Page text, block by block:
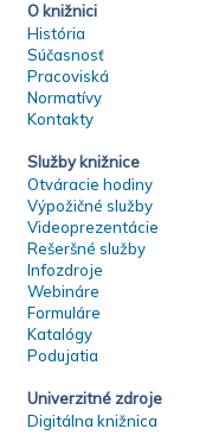
O knižnici
História
Súčasnosť
Pracoviská
Normatívy
Kontakty
Služby knižnice
Otváracie hodiny
Výpožičné služby
Videoprezentácie
Rešeršné služby
Infozdroje
Webináre
Formuláre
Katalógy
Podujatia
Univerzitné zdroje
Digitálna knižnica